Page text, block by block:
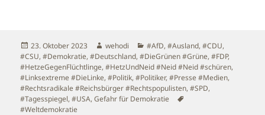
Veröffentlicht
am
23. Oktober 2023 Autor
wehodi Kategorien
#AfD,#Ausland,#CDU,
#CSU,#Demokratie,#Deutschland,#DieGrünen #Grüne,#FDP,
#HetzeGegenFlüchtlinge,#HetzUndNeid #Neid #Neid #schüren,
#Linksextreme #DieLinke,#Politik,#Politiker,#Presse #Medien,
#Rechtsradikale #Reichsbürger #Rechtspopulisten,#SPD,
#Tagesspiegel,#USA,Gefahr für Demokratie
#Weltdemokratie